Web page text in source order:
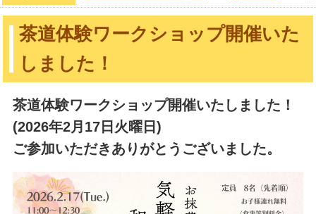
茶道体験ワークショップ開催いた
しました！
茶道体験ワークショップ開催いたしました！
(2026年2月17日火曜日)
ご参加いただきありがとうございました。